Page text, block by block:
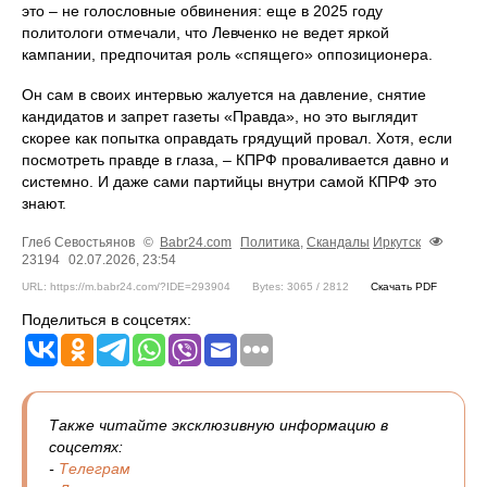
это – не голословные обвинения: еще в 2025 году
политологи отмечали, что Левченко не ведет яркой
кампании, предпочитая роль «спящего» оппозиционера.
Он сам в своих интервью жалуется на давление, снятие
кандидатов и запрет газеты «Правда», но это выглядит
скорее как попытка оправдать грядущий провал. Хотя, если
посмотреть правде в глаза, – КПРФ проваливается давно и
системно. И даже сами партийцы внутри самой КПРФ это
знают.
Глеб Севостьянов © Babr24.com Политика, Скандалы Иркутск
23194 02.07.2026, 23:54
URL: https://m.babr24.com/?IDE=293904 Bytes: 3065 / 2812 Скачать PDF
Поделиться в соцсетях:
Также читайте эксклюзивную информацию в
соцсетях:
- Телеграм